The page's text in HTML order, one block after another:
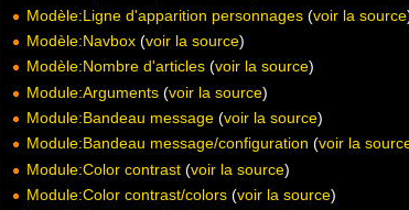
Modèle:Ligne d'apparition personnages(voir la source
Modèle:Navbox(voir la source)
Modèle:Nombre d'articles(voir la source)
Module:Arguments(voir la source)
Module:Bandeau message(voir la source)
Module:Bandeau message/configuration (voir la
Module:Color contrast(voir la source)
Module:Color contrast/colors(voir la source)